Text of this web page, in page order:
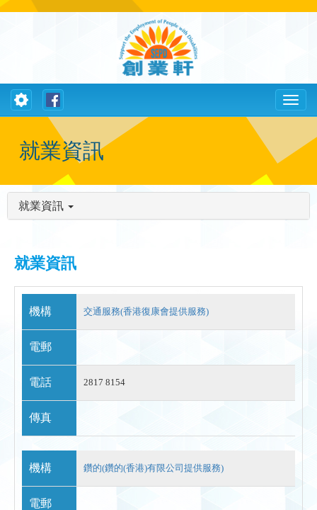
Toggle
Toggle
navigation
就業資訊
就業資訊
就業資訊
機構 交通服務(香港復康會提供服務)
電郵
電話 2817 8154
傳真
機構 鑽的(鑽的(香港)有限公司提供服務)
電郵